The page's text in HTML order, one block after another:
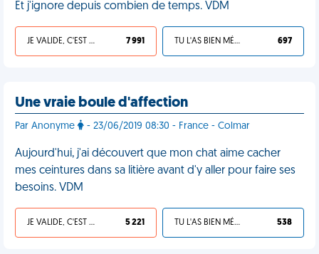
Et j'ignore depuis combien de temps. VDM
JE VALIDE, C'EST UNE VDM 7 991 TU L'AS BIEN MÉRITÉ 697
Une vraie boule d'affection
Par Anonyme - 23/06/2019 08:30 - France - Colmar
Aujourd'hui, j'ai découvert que mon chat aime cacher
mes ceintures dans sa litière avant d'y aller pour faire ses
besoins. VDM
JE VALIDE, C'EST UNE VDM 5 221 TU L'AS BIEN MÉRITÉ 538